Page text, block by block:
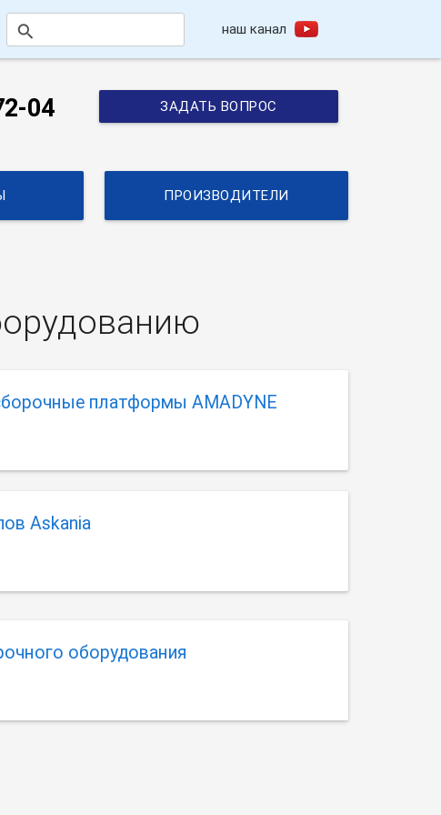
search наш канал
04 ЗАДАТЬ ВОПРОС
ПРОИЗВОДИТЕЛИ
платформы AMADYNE
Askania
оборудования